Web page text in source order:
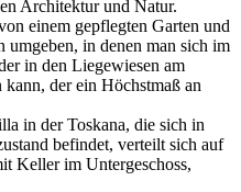
Architektur und Natur.
einem gepflegten Garten und
umgeben, in denen man sich im
in den Liegewiesen am
der ein Höchstmaß an
in der Toskana, die sich in
befindet, verteilt sich auf
Keller im Untergeschoss,